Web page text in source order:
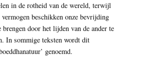
in de rotheid van de wereld, terwijl
beschikken onze bevrijding
door het lijden van de ander te
In sommige teksten wordt dit
genoemd.